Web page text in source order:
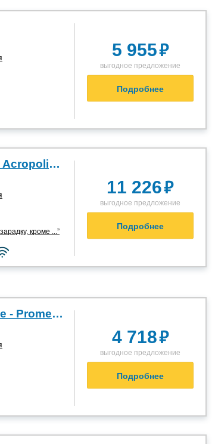
5 955₽
выгодное предложение
Подробнее
Adagio Access Nice Acropolis 2*
кроме ...”
11 226₽
выгодное предложение
Подробнее
Premiere Classe Nice - Promenade des Anglais 1*
4 718₽
выгодное предложение
Подробнее